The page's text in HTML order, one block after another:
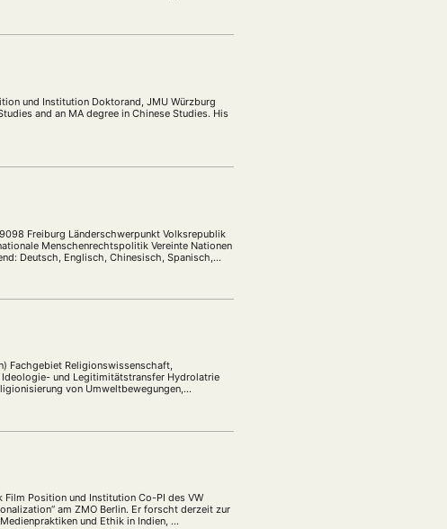
und Institution Doktorand, JMU Würzburg
and an MA degree in Chinese Studies. His
Freiburg Länderschwerpunkt Volksrepublik
Menschenrechtspolitik Vereinte Nationen
Deutsch, Englisch, Chinesisch, Spanisch,
Fachgebiet Religionswissenschaft,
und Legitimitätstransfer Hydrolatrie
von Umweltbewegungen,
Position und Institution Co-PI des VW
am ZMO Berlin. Er forscht derzeit zur
und Ethik in Indien, …